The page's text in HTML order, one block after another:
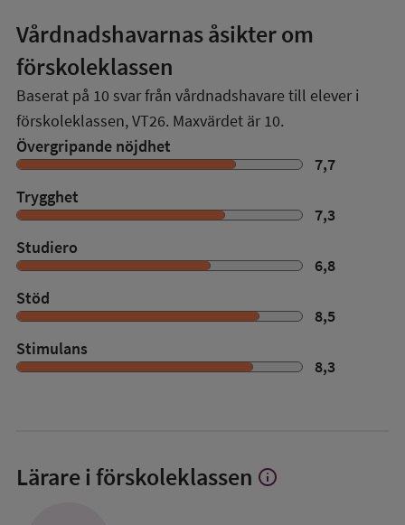
Vårdnadshavarnas åsikter om
förskoleklassen
Baserat på 10 svar från vårdnadshavare till elever i
förskoleklassen,VT26. Maxvärdet är 10.
Övergripande nöjdhet
7,7
Trygghet
7,3
Studiero
6,8
Stöd
8,5
Stimulans
8,3
Lärare i förskoleklassen Visa
info